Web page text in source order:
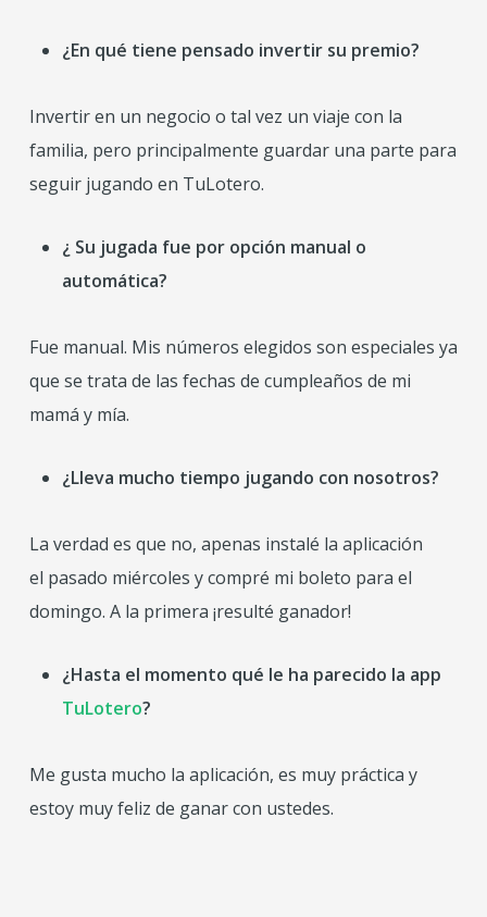
¿En qué tiene pensado invertirsu premio?
Invertir en un negocio o tal vez un viaje con la
familia, pero principalmente guardar una parte para
seguir jugando en TuLotero.
¿ Su jugada fue por opción manual o
automática?
Fue manual. Mis números elegidos son especiales ya
que se trata de las fechas de cumpleaños de mi
mamá y mía.
¿Lleva mucho tiempo jugando con nosotros?
La verdad es que no, apenas instalé la aplicación
el pasado miércoles y compré mi boleto para el
domingo. A la primera ¡resulté ganador!
¿Hasta el momento qué le ha parecido la app
TuLotero?
Me gusta mucho la aplicación, es muy práctica y
estoy muy feliz de ganar con ustedes.